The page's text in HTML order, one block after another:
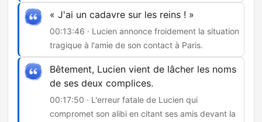
« J'ai un cadavre sur les reins ! »
00:13:46 · Lucien annonce froidement la situation
tragique à l'amie de son contact à Paris.
Bêtement, Lucien vient de lâcher les noms
de ses deux complices.
00:17:50 · L'erreur fatale de Lucien qui
compromet son alibi en citant ses amis devant la